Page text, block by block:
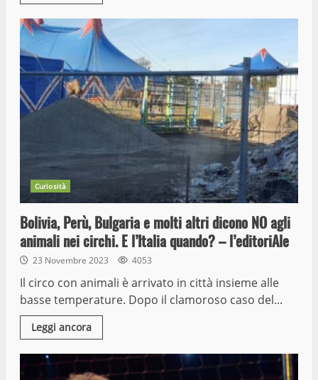
Curiosità
Bolivia, Perù, Bulgaria e molti altri dicono NO agli
animali nei circhi. E l’Italia quando? – l’editoriAle
23 Novembre 2023 4053
Il circo con animali è arrivato in città insieme alle
basse temperature. Dopo il clamoroso caso del...
Leggi ancora